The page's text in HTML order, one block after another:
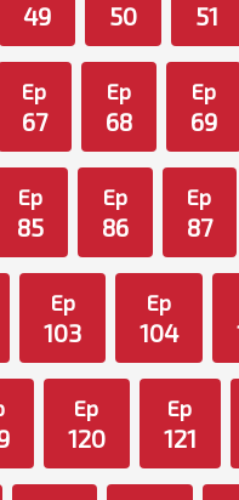
49 50 51
Ep
67
Ep
68
Ep
69
Ep
85
Ep
86
Ep
87
Ep
103
Ep
104
Ep
120
Ep
121